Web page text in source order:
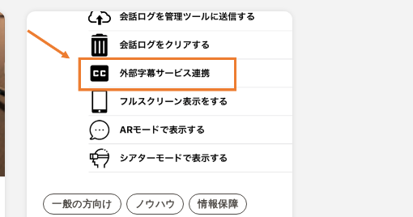
一般の方向け ノウハウ 情報保障